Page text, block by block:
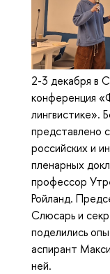
2-3 декабря в
конференция
лингвистике».
представлено
российских и
пленарных
профессор
Ройланд.
Слюсарь и
поделились
аспирант
ней.